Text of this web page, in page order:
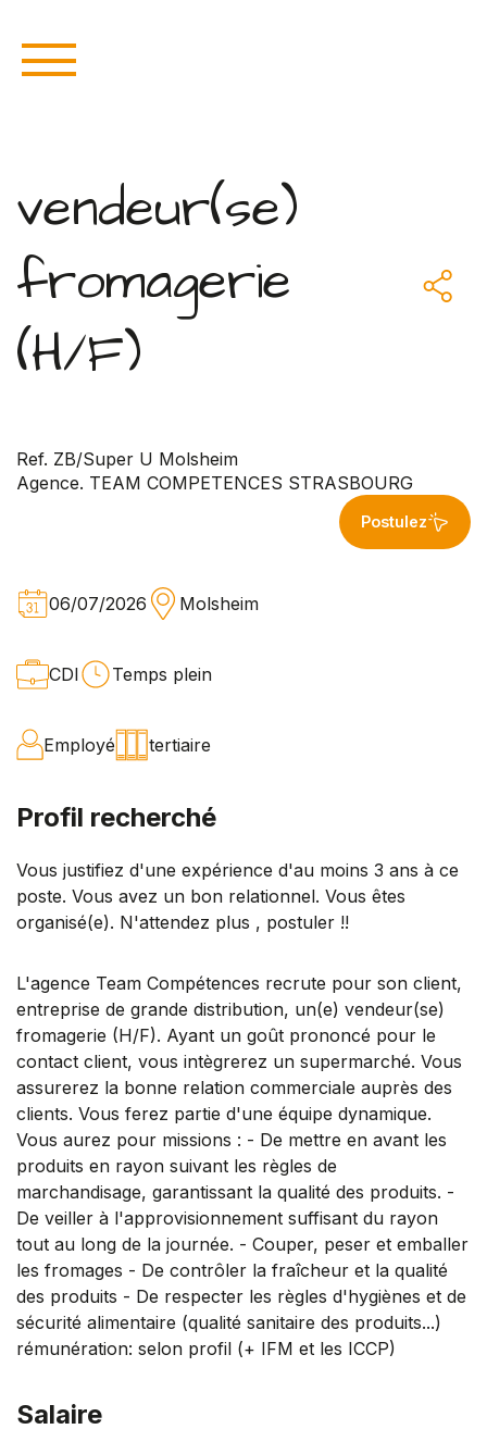
vendeur(se)
fromagerie
(H/F)
Ref. ZB/Super U Molsheim
Agence. TEAM COMPETENCES STRASBOURG
Postulez
06/07/2026 Molsheim
CDI Temps plein
Employé tertiaire
Profil recherché
Vous justifiez d'une expérience d'au moins 3 ans à ce
poste. Vous avez un bon relationnel. Vous êtes
organisé(e). N'attendez plus , postuler !!
L'agence Team Compétences recrute pour son client,
entreprise de grande distribution, un(e) vendeur(se)
fromagerie (H/F). Ayant un goût prononcé pour le
contact client, vous intègrerez un supermarché. Vous
assurerez la bonne relation commerciale auprès des
clients. Vous ferez partie d'une équipe dynamique.
Vous aurez pour missions : - De mettre en avant les
produits en rayon suivant les règles de
marchandisage, garantissant la qualité des produits. -
De veiller à l'approvisionnement suffisant du rayon
tout au long de la journée. - Couper, peser et emballer
les fromages - De contrôler la fraîcheur et la qualité
des produits - De respecter les règles d'hygiènes et de
sécurité alimentaire (qualité sanitaire des produits...)
rémunération: selon profil (+ IFM et les ICCP)
Salaire